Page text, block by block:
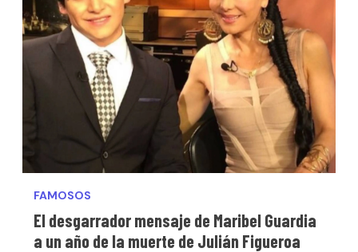
FAMOSOS
El desgarrador mensaje de Maribel Guardia
a un año de la muerte de Julián Figueroa